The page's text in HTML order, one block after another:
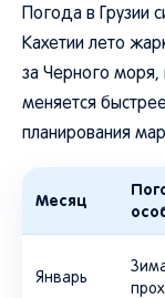
Погода в Грузии
Кахетии лето
за Черного моря,
меняется
планирования
Месяц
Январь